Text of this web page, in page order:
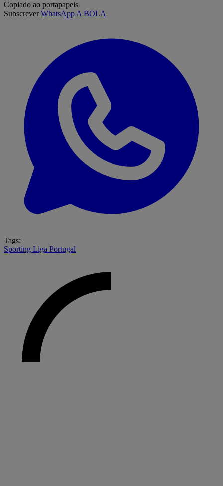
Copiado ao portapapeis
SubscreverWhatsApp A BOLA
Tags:
Sporting Liga Portugal